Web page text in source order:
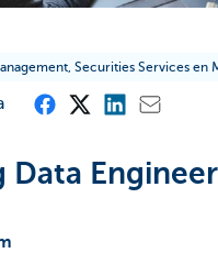
Securities Services en
Data Engineer